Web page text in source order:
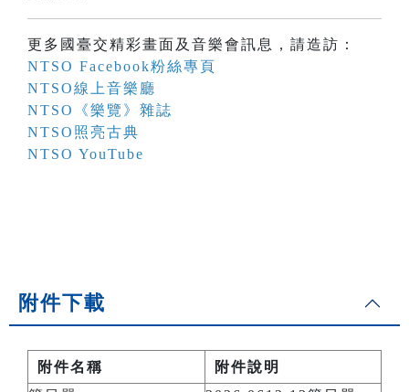
更多國臺交精彩畫面及音樂會訊息，請造訪：
NTSO Facebook粉絲專頁
NTSO線上音樂廳
NTSO《樂覽》雜誌
NTSO照亮古典
NTSO YouTube
附件下載
附件名稱
附件說明